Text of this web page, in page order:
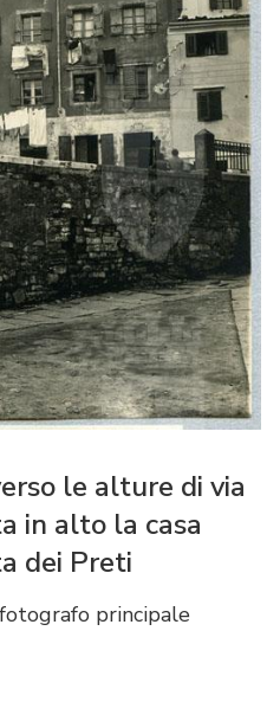
le alture di via
in alto la casa
dei Preti
principale